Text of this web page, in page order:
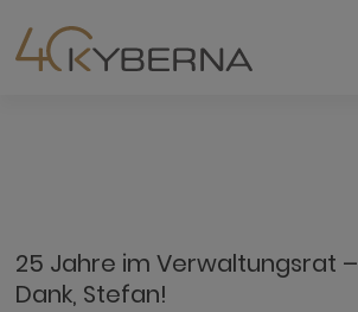
25 Jahre im Verwaltungsrat
Dank, Stefan!